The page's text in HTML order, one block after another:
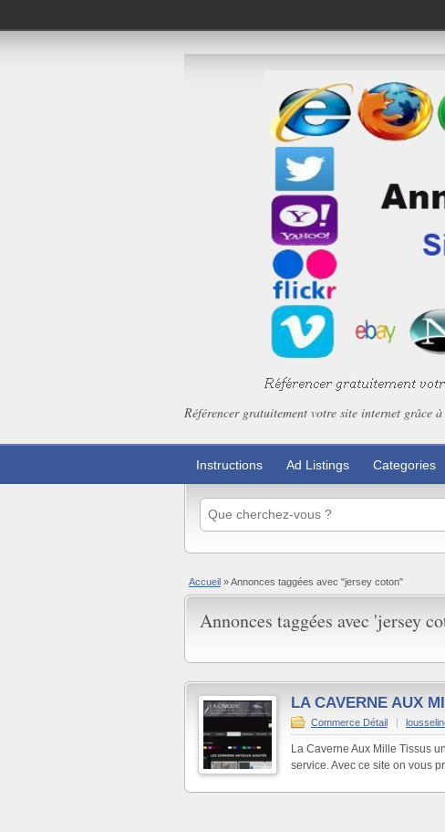
Référencer gratuitement votre site internet grâce
Instructions Ad Listings Categories
Accueil »Annonces taggées avec "jersey coton"
Annonces taggées avec 'jersey
LA CAVERNE AUX
Commerce Détail |
La Caverne Aux Mille Tissus
service. Avec ce site on vous